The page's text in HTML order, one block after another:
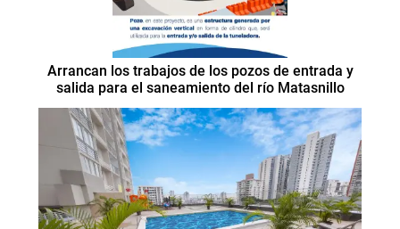
Arrancan los trabajos de los pozos de entrada y
salida para el saneamiento del río Matasnillo